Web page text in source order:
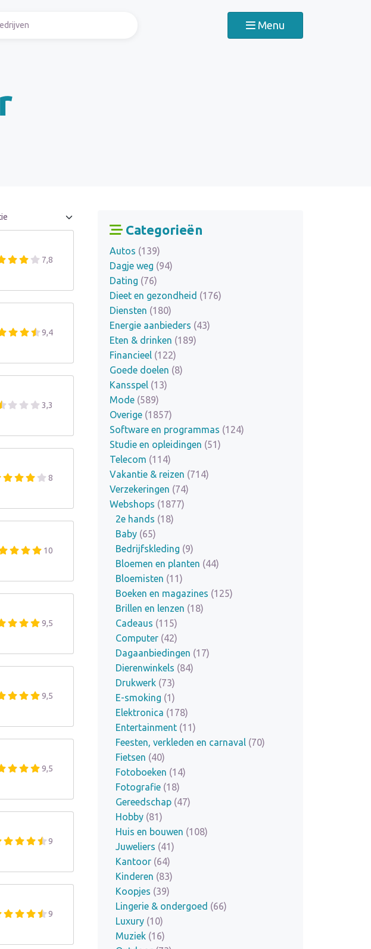
Menu
7,8
9,4
3,3
8
10
9,5
9,5
9,5
9
9
Categorieën
Autos (139)
Dagje weg (94)
Dating (76)
Dieet en gezondheid (176)
Diensten (180)
Energie aanbieders (43)
Eten & drinken (189)
Financieel (122)
Goede doelen (8)
Kansspel (13)
Mode (589)
Overige (1857)
Software en programmas (124)
Studie en opleidingen (51)
Telecom (114)
Vakantie & reizen (714)
Verzekeringen (74)
Webshops (1877)
2e hands (18)
Baby (65)
Bedrijfskleding (9)
Bloemen en planten (44)
Bloemisten (11)
Boeken en magazines (125)
Brillen en lenzen (18)
Cadeaus (115)
Computer (42)
Dagaanbiedingen (17)
Dierenwinkels (84)
Drukwerk (73)
E-smoking (1)
Elektronica (178)
Entertainment (11)
Feesten, verkleden en carnaval (70)
Fietsen (40)
Fotoboeken (14)
Fotografie (18)
Gereedschap (47)
Hobby (81)
Huis en bouwen (108)
Juweliers (41)
Kantoor (64)
Kinderen (83)
Koopjes (39)
Lingerie & ondergoed (66)
Luxury (10)
Muziek (16)